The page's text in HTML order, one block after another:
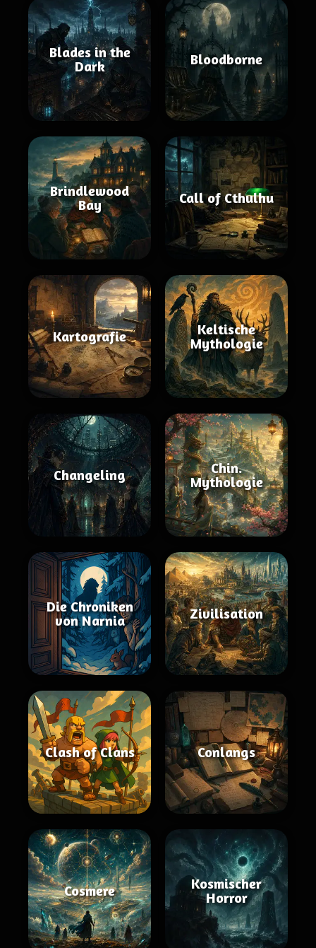
Blades in the
Dark
Bloodborne
Brindlewood
Bay
Call of Cthulhu
Kartografie
Keltische
Mythologie
Changeling
Chin.
Mythologie
Die Chroniken
von Narnia
Zivilisation
Clash of Clans Conlangs
Cosmere
Kosmischer
Horror